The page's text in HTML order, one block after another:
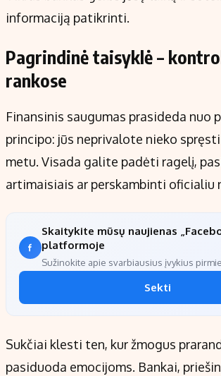
informaciją patikrinti.
Pagrindinė taisyklė –
rankose
Finansinis saugumas prasideda nuo
principo: jūs neprivalote nieko
metu. Visada galite padėti ragelį,
artimaisiais ar perskambinti oficialiu
Skaitykite mūsų naujienas
platformoje
Sužinokite apie svarbiausius įvykius
Sekti
Sukčiai klesti ten, kur žmogus
pasiduoda emocijoms. Bankai,